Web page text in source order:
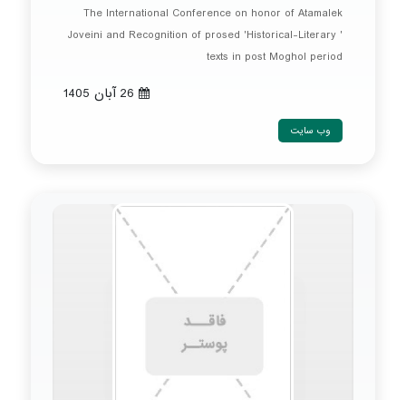
The International Conference on honor of Atamalek
Joveini and Recognition of prosed 'Historical-Literary '
texts in post Moghol period
وب سایت